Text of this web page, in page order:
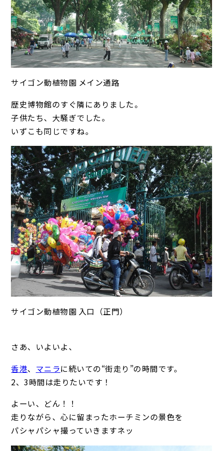
サイゴン動植物園 メイン通路
歴史博物館のすぐ隣にありました。
子供たち、大騒ぎでした。
いずこも同じですね。
サイゴン動植物園 入口（正門）
さあ、いよいよ、
香港、 マニラに続いての“街走り”の時間です。
2、3時間は走りたいです！
よーい、どん！！
走りながら、心に留まったホーチミンの景色を
パシャパシャ撮っていきますネッ